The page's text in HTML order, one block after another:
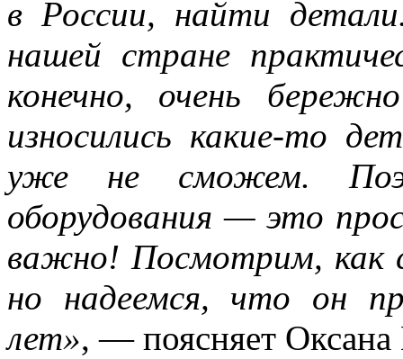
в России, найти
нашей стране
конечно, очень
износились какие-то
уже не сможем.
оборудования — это
важно! Посмотрим, как
но надеемся, что он
лет», — поясняет Оксана